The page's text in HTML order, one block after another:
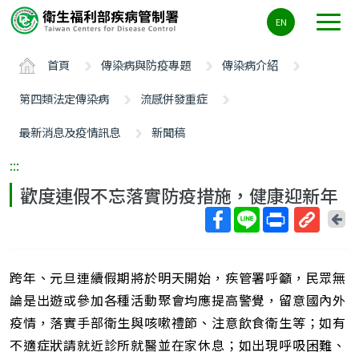
要
ALT+C
EN
首頁 傳染病與防疫專題
傳染病介紹
第四類法定傳染病
流感併發重症
最新消息及疫情訊息
新聞稿
:::
歡度連假不忘落實防疫措施，健康迎新年
短
網
址
回
頁
跨年、元旦連續假期將於明天開始，疾管署呼籲，民眾無
論是出遊或參加各種活動聚會均應提高警覺，留意國內外
疫情，落實手部衛生與咳嗽禮節、注意飲食衛生等；如有
不適症狀請就近診所就醫並在家休息；如出現呼吸困難、